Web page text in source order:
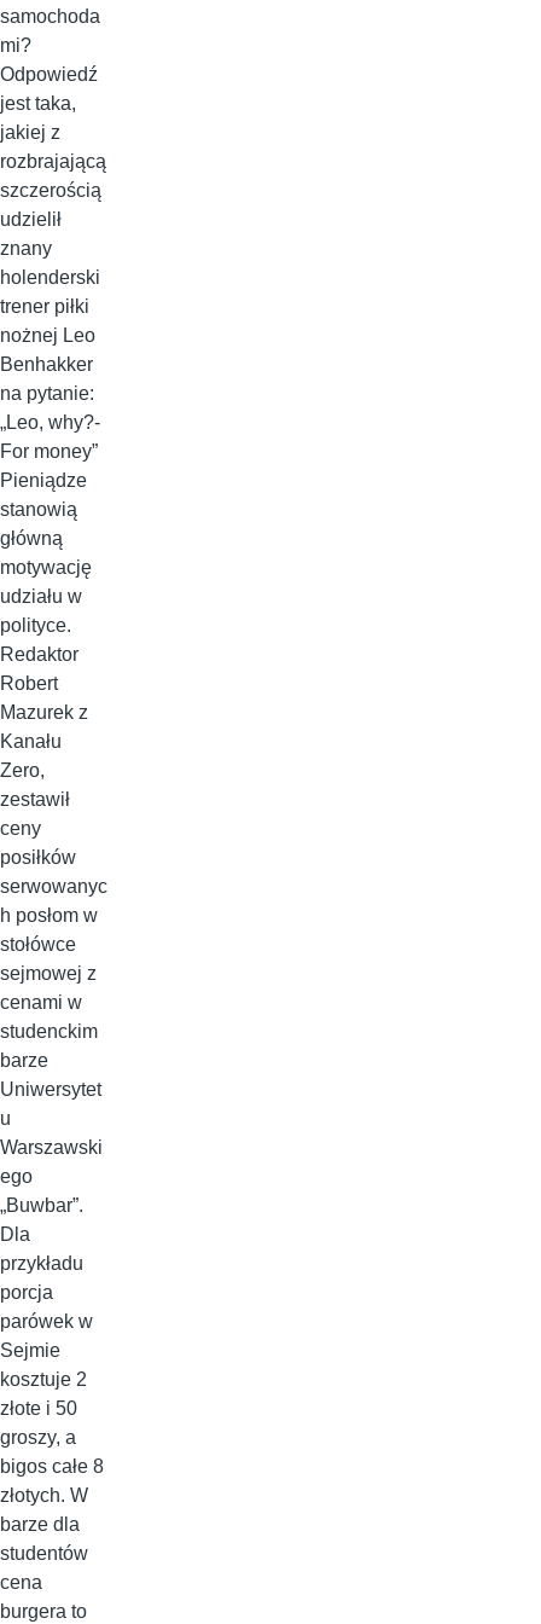
samochoda
mi?
Odpowiedź
jest taka,
jakiej z
rozbrajającą
szczerością
udzielił
znany
holenderski
trener piłki
nożnej Leo
Benhakker
na pytanie:
„Leo, why?-
For money”
Pieniądze
stanowią
główną
motywację
udziału w
polityce.
Redaktor
Robert
Mazurek z
Kanału
Zero,
zestawił
ceny
posiłków
serwowanyc
h posłom w
stołówce
sejmowej z
cenami w
studenckim
barze
Uniwersytet
u
Warszawski
ego
„Buwbar”.
Dla
przykładu
porcja
parówek w
Sejmie
kosztuje 2
złote i 50
groszy, a
bigos całe 8
złotych. W
barze dla
studentów
cena
burgera to